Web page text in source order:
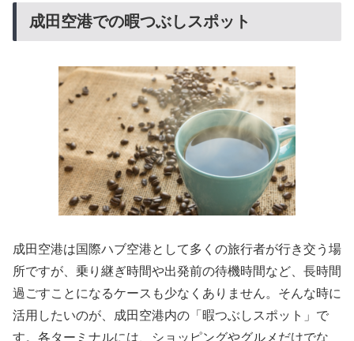
成田空港での暇つぶしスポット
成田空港は国際ハブ空港として多くの旅行者が行き交う場
所ですが、乗り継ぎ時間や出発前の待機時間など、長時間
過ごすことになるケースも少なくありません。そんな時に
活用したいのが、成田空港内の「暇つぶしスポット」で
す。各ターミナルには、ショッピングやグルメだけでな